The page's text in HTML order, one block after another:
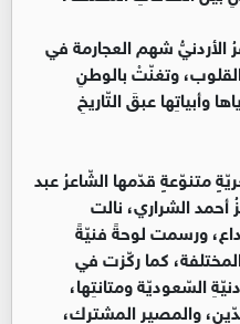
الأردنيُّ شهم العجارمة في
وتغنّتْ بالوطنِ
وأبياتِها عبقَ التّاريخِ
متنوّعةٍ قدّمها الشّاعرُ عبد
أحمد الشراري، نالت
ورسمت لوحةً فنيّةً
كما ركّزت في
السّعوديّة ومتانتِها،
والمصيرِ المشترك،